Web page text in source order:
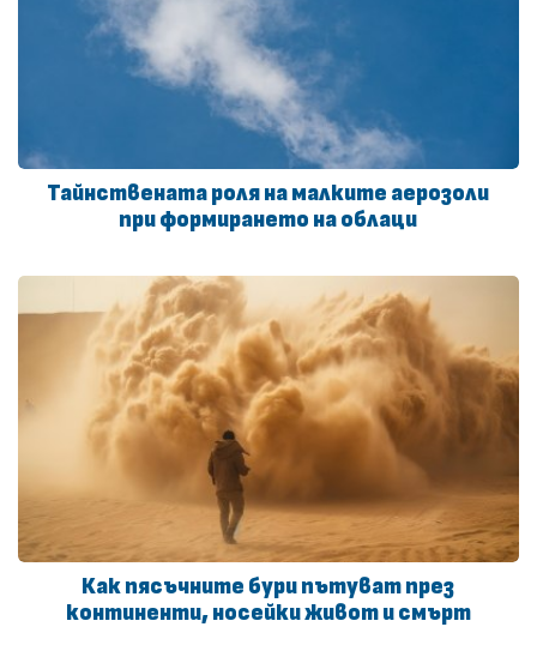
Тайнствената роля на малките аерозоли
при формирането на облаци
Как пясъчните бури пътуват през
континенти, носейки живот и смърт